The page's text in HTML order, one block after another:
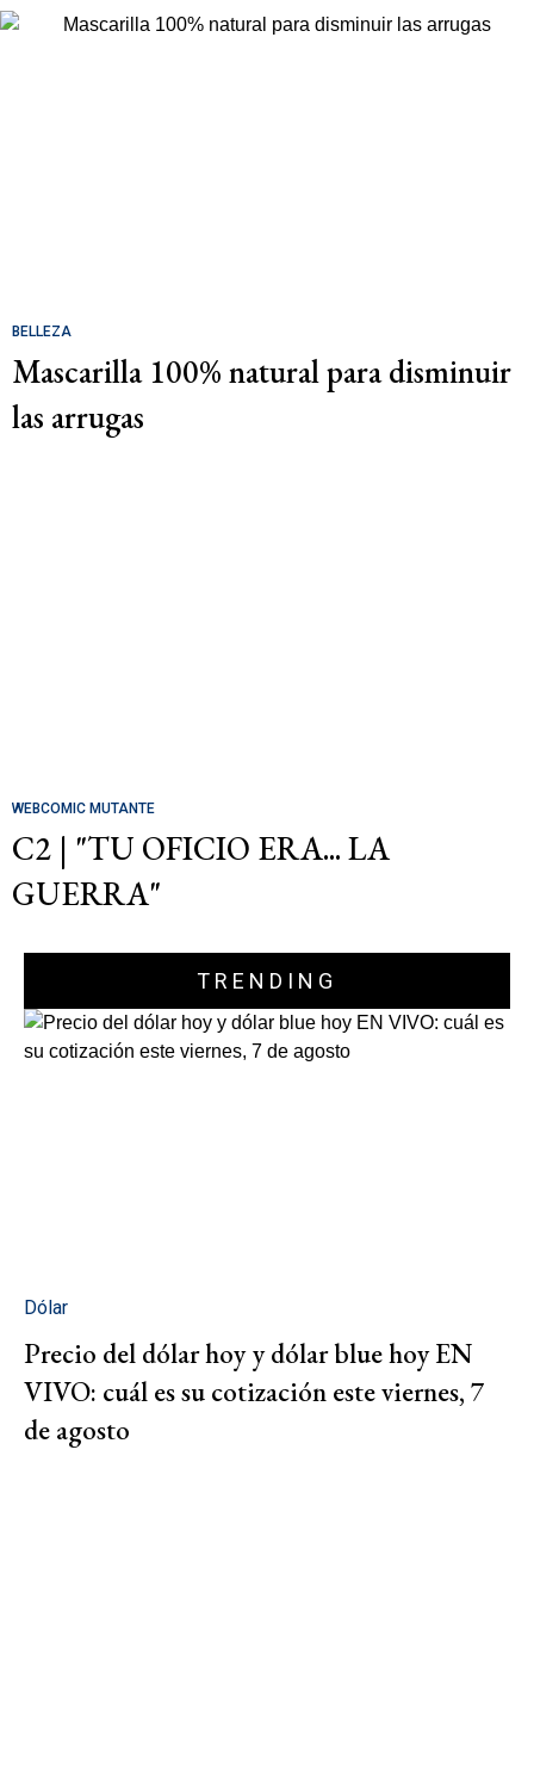
BELLEZA
Mascarilla 100% natural para disminuir
las arrugas
WEBCOMIC MUTANTE
C2 | "TU OFICIO ERA... LA
GUERRA"
TRENDING
Dólar
Precio del dólar hoy y dólar blue hoy EN
VIVO: cuál es su cotización este viernes, 7
de agosto